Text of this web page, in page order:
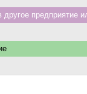
предприятие